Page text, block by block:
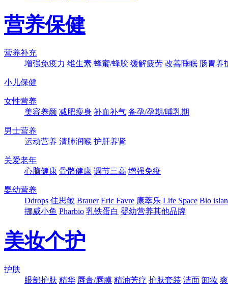
营养保健
营养补充
增强免疫力 维生素 蜂蜜/蜂胶 缓解疲劳 改善睡眠 肠胃养
小儿保健
女性营养
美容养颜 减肥瘦身 补血补气 备孕/孕期/哺乳期
男士营养
运动营养 清肺润喉 护肝养肾
关爱老年
心脑健康 骨骼健康 调节三高 增强免疫
婴幼营养
Ddrops 佳思敏 Brauer Eric Favre 康萃乐 Life Space Bio
挪威小鱼 Pharbio 乳铁蛋白 婴幼营养其他品牌
美妆个护
护肤
眼部护肤 精华 唇膏/唇膜 精油芳疗 护肤套装 洁面 卸妆